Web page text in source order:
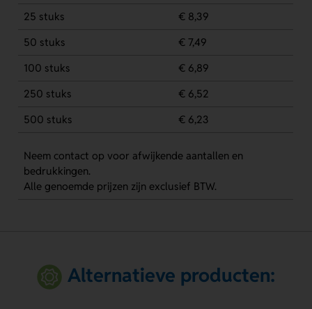
25 stuks
€ 8,39
50 stuks
€ 7,49
100 stuks
€ 6,89
250 stuks
€ 6,52
500 stuks
€ 6,23
Neem contact op voor afwijkende aantallen en
bedrukkingen.
Alle genoemde prijzen zijn exclusief BTW.
Alternatieve producten: